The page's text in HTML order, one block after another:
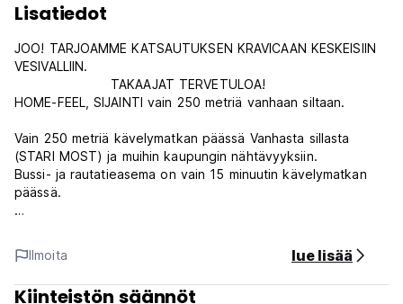
Lisatiedot
JOO! TARJOAMME KATSAUTUKSEN KRAVICAAN KESKEISIIN
VESIVALLIIN.
TAKAAJAT TERVETULOA!
HOME-FEEL, SIJAINTI vain 250 metriä vanhaan siltaan.
Vain 250 metriä kävelymatkan päässä Vanhasta sillasta
(STARI MOST) ja muihin kaupungin nähtävyyksiin.
Bussi- ja rautatieasema on vain 15 minuutin kävelymatkan
päässä.
unohtumaton aika, hyvä ilmapiiri, mukava majoitus, mukava
kokemus kaupungista ja alueesta, paljon historiaa,
koditunnetta ja paljon muuta.
* Ihastuttavassa puutarhassamme meillä on niin hauskaa,
Ilmoita lue lisää
Kiinteistön säännöt